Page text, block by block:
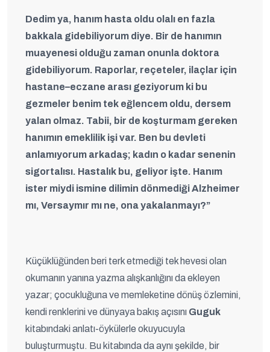
Dedim ya, hanım hasta oldu olalı en fazla
bakkala gidebiliyorum diye. Bir de hanımın
muayenesi olduğu zaman onunla doktora
gidebiliyorum. Raporlar, reçeteler, ilaçlar için
hastane–eczane arası geziyorum ki bu
gezmeler benim tek eğlencem oldu, dersem
yalan olmaz. Tabii, bir de koşturmam gereken
hanımın emeklilik işi var. Ben bu devleti
anlamıyorum arkadaş; kadın o kadar senenin
sigortalısı. Hastalık bu, geliyor işte. Hanım
ister miydi ismine dilimin dönmediği Alzheimer
mı, Versaymır mı ne, ona yakalanmayı?”
Küçüklüğünden beri terk etmediği tek hevesi olan
okumanın yanına yazma alışkanlığını da ekleyen
yazar; çocukluğuna ve memleketine dönüş özlemini,
kendi renklerini ve dünyaya bakış açısını Guguk
kitabındaki anlatı-öykülerle okuyucuyla
buluşturmuştu. Bu kitabında da aynı şekilde, bir